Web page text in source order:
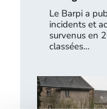
Le Barpi a
incidents et
survenus en
classées…